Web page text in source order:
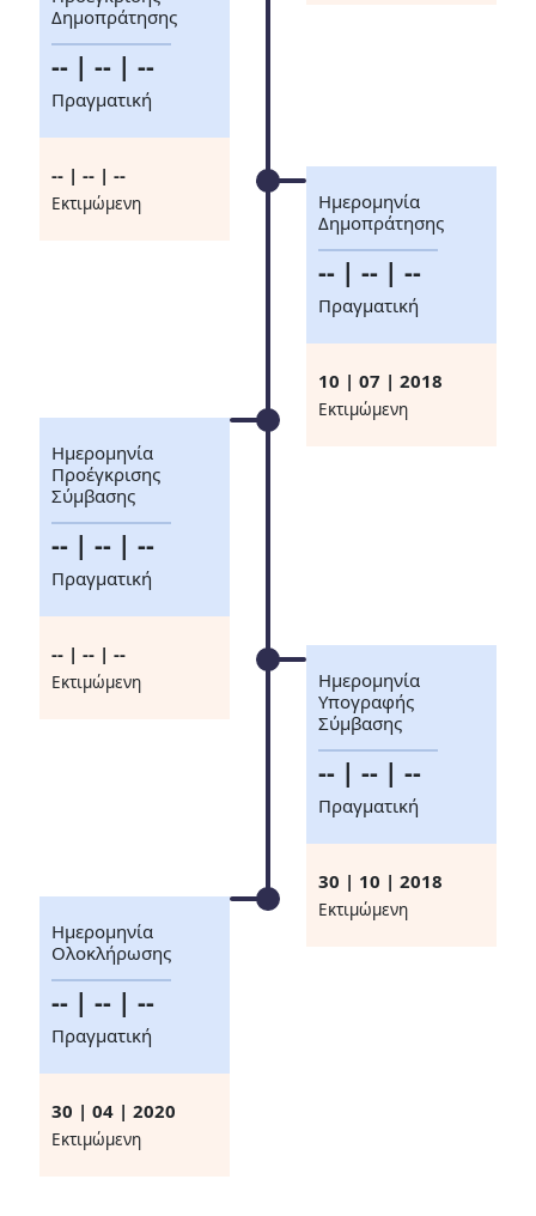
Δημοπράτησης
-- | -- | --
Πραγματική
-- | -- | --
Eκτιμώμενη
Ημερομηνία
Δημοπράτησης
-- | -- | --
Πραγματική
10 | 07 | 2018
Eκτιμώμενη
Ημερομηνία
Προέγκρισης
Σύμβασης
-- | -- | --
Πραγματική
-- | -- | --
Eκτιμώμενη
Ημερομηνία
Υπογραφής
Σύμβασης
-- | -- | --
Πραγματική
30 | 10 | 2018
Eκτιμώμενη
Ημερομηνία
Ολοκλήρωσης
-- | -- | --
Πραγματική
30 | 04 | 2020
Eκτιμώμενη